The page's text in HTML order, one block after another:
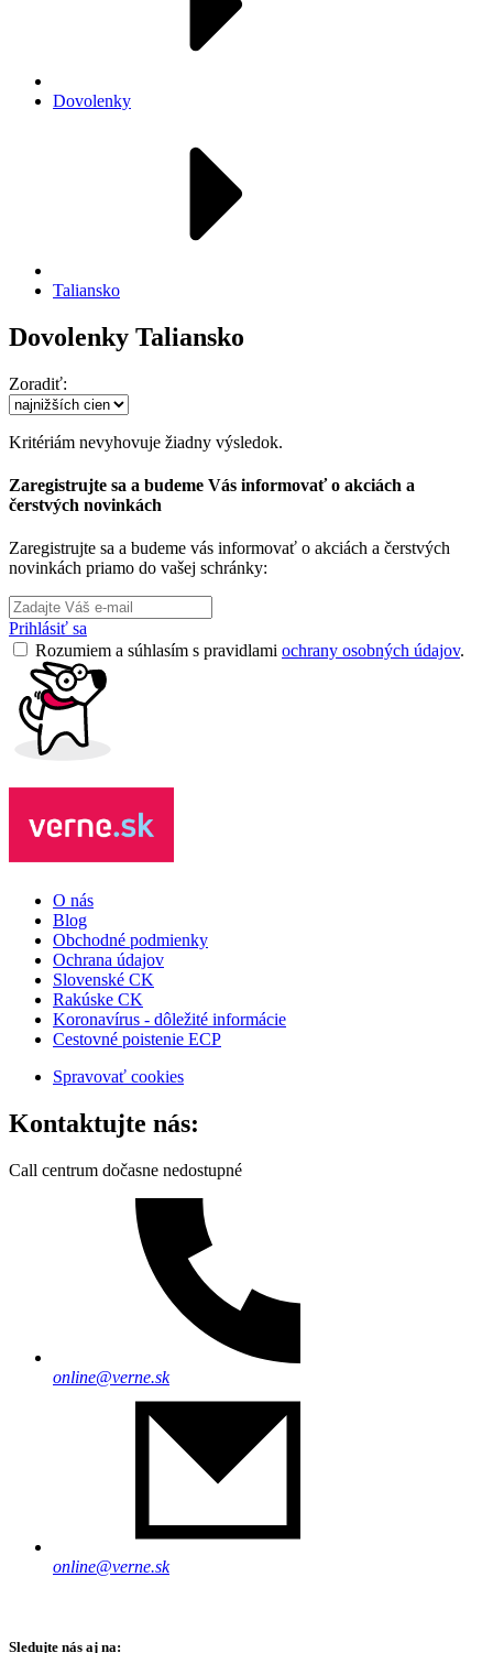
Dovolenky
Taliansko
Dovolenky Taliansko
Zoradiť:
Kritériám nevyhovuje žiadny výsledok.
Zaregistrujte sa a budeme Vás informovať o akciách a
čerstvých novinkách
Zaregistrujte sa a budeme vás informovať o akciách a čerstvých
novinkách priamo do vašej schránky:
Prihlásiť sa
Rozumiem a súhlasím s pravidlami ochrany osobných údajov.
O nás
Blog
Obchodné podmienky
Ochrana údajov
Slovenské CK
Rakúske CK
Koronavírus - dôležité informácie
Cestovné poistenie ECP
Spravovať cookies
Kontaktujte nás:
Call centrum dočasne nedostupné
online@verne.sk
online@verne.sk
Sledujte nás aj na: